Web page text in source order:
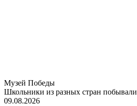
Музей Победы
Школьники из разных стран
09.08.2026